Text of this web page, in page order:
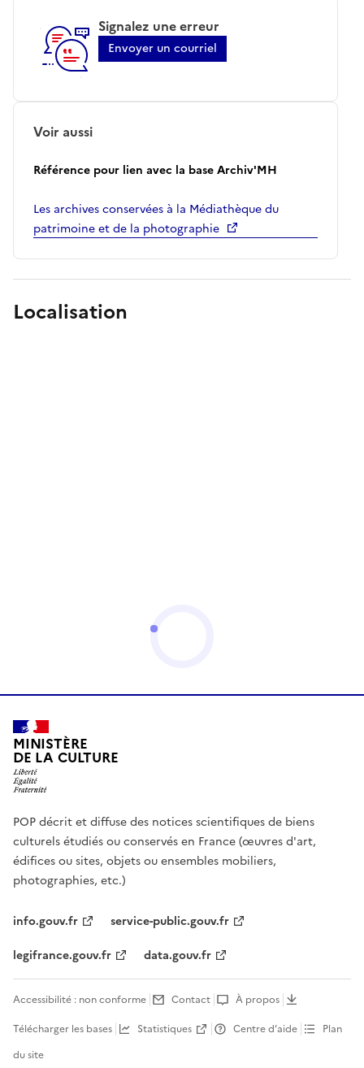
Signalez une erreur
Envoyer un courriel
Voir aussi
Référence pour lien avec la base Archiv'MH
Les archives conservées à la Médiathèque du
patrimoine et de la photographie
Localisation
MINISTÈRE
DE LA CULTURE
POP décrit et diffuse des notices scientifiques de biens
culturels étudiés ou conservés en France (œuvres d'art,
édifices ou sites, objets ou ensembles mobiliers,
photographies, etc.)
info.gouv.fr
service-public.gouv.fr
legifrance.gouv.fr
data.gouv.fr
Accessibilité : non conforme Contact
À propos
Télécharger les bases
Statistiques Centre d’aide
Plan
du site